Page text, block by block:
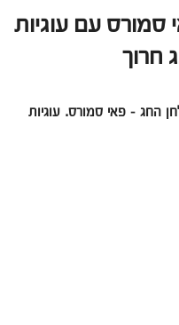
סמורס עם עוגיות
חרוך
החג – פאי סמורס. עוגיות